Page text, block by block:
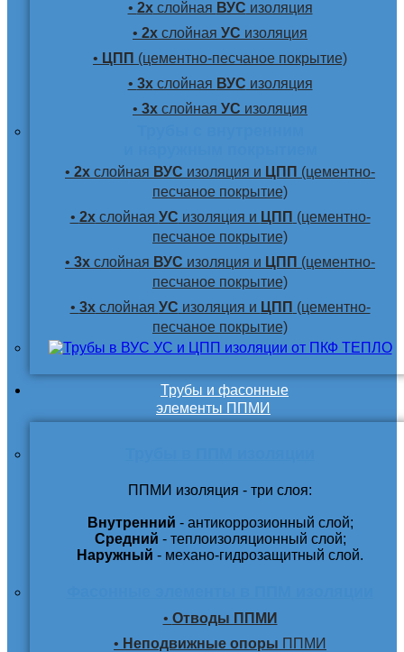
• 2хслойная ВУС изоляция
• 2х слойная УС изоляция
• ЦПП (цементно-песчаное покрытие)
• 3хслойная ВУС изоляция
• 3х слойная УС изоляция
• 2х слойная ВУС изоляция и ЦПП (цементно-
песчаное покрытие)
• 2хслойная УС изоляция и ЦПП (цементно-
песчаное покрытие)
• 3х слойная ВУС изоляция и ЦПП (цементно-
песчаное покрытие)
• 3хслойная УС изоляция и ЦПП (цементно-
песчаное покрытие)
Трубы и фасонные
элементы ППМИ
ППМИ изоляция - три слоя:
Внутренний - антикоррозионный слой;
Средний - теплоизоляционный слой;
Наружный - механо-гидрозащитный слой.
• Отводы ППМИ
• Неподвижные опоры ППМИ